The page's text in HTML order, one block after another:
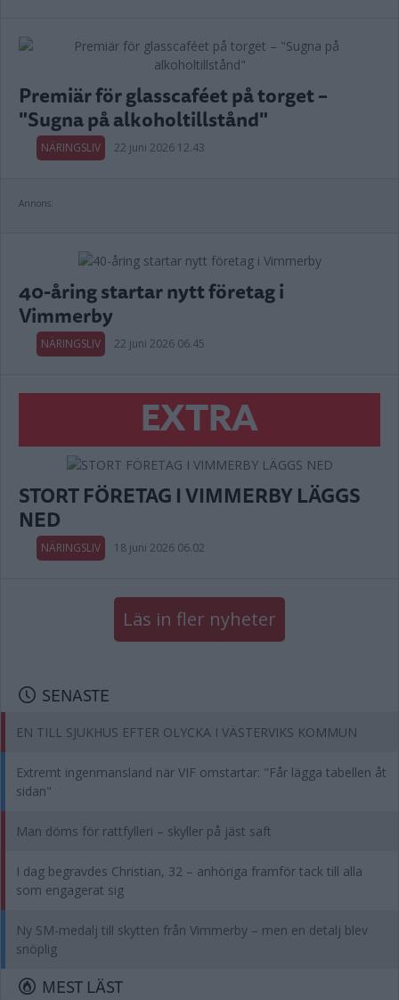
Premiär för glasscaféet på torget –
"Sugna på alkoholtillstånd"
NÄRINGSLIV 22 juni 2026 12.43
Annons:
40-åring startar nytt företag i
Vimmerby
NÄRINGSLIV 22 juni 2026 06.45
EXTRA
STORT FÖRETAG I VIMMERBY LÄGGS
NED
NÄRINGSLIV 18 juni 2026 06.02
Läs in fler nyheter
SENASTE
EN TILL SJUKHUS EFTER OLYCKA I VÄSTERVIKS KOMMUN
Extremt ingenmansland när VIF omstartar: "Får lägga tabellen åt
sidan"
Man döms för rattfylleri – skyller på jäst saft
I dag begravdes Christian, 32 – anhöriga framför tack till alla
som engagerat sig
Ny SM-medalj till skytten från Vimmerby – men en detalj blev
snöplig
MEST LÄST